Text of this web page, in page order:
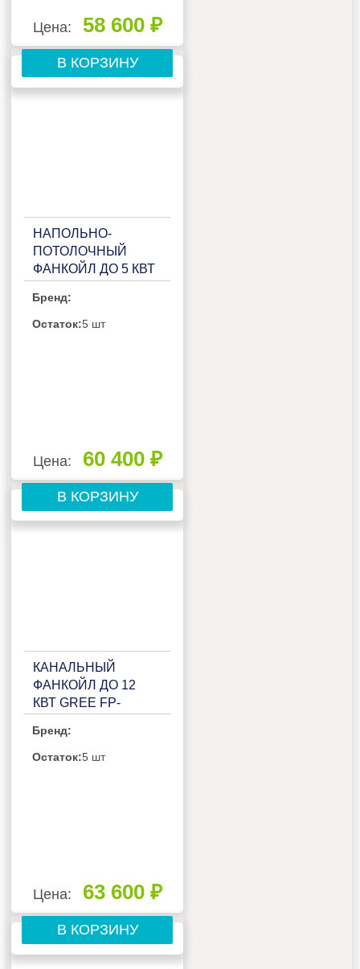
Цена: 58 600 ₽
В КОРЗИНУ
НАПОЛЬНО-
ПОТОЛОЧНЫЙ
ФАНКОЙЛ ДО 5 КВТ
Бренд:
Остаток:5 шт
Цена: 60 400 ₽
В КОРЗИНУ
КАНАЛЬНЫЙ
ФАНКОЙЛ ДО 12
КВТ GREE FP-
Бренд:
Остаток:5 шт
Цена: 63 600 ₽
В КОРЗИНУ